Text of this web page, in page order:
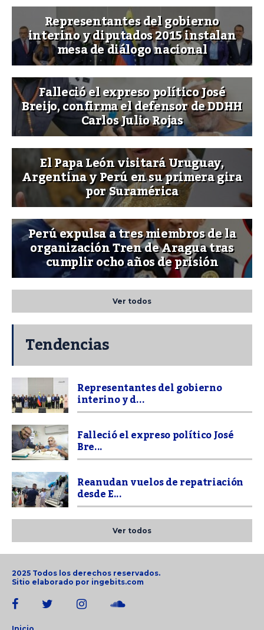
Representantes del gobierno
interino y diputados 2015 instalan
mesa de diálogo nacional
Falleció el expreso político José
Breijo, confirma el defensor de DDHH
Carlos Julio Rojas
El Papa León visitará Uruguay,
Argentina y Perú en su primera gira
por Suramérica
Perú expulsa a tres miembros de la
organización Tren de Aragua tras
cumplir ocho años de prisión
Ver todos
Tendencias
Representantes del gobierno
interino y d...
Falleció el expreso político José
Bre...
Reanudan vuelos de repatriación
desde E...
Ver todos
2025 Todos los derechos reservados.
Sitio elaborado por ingebits.com